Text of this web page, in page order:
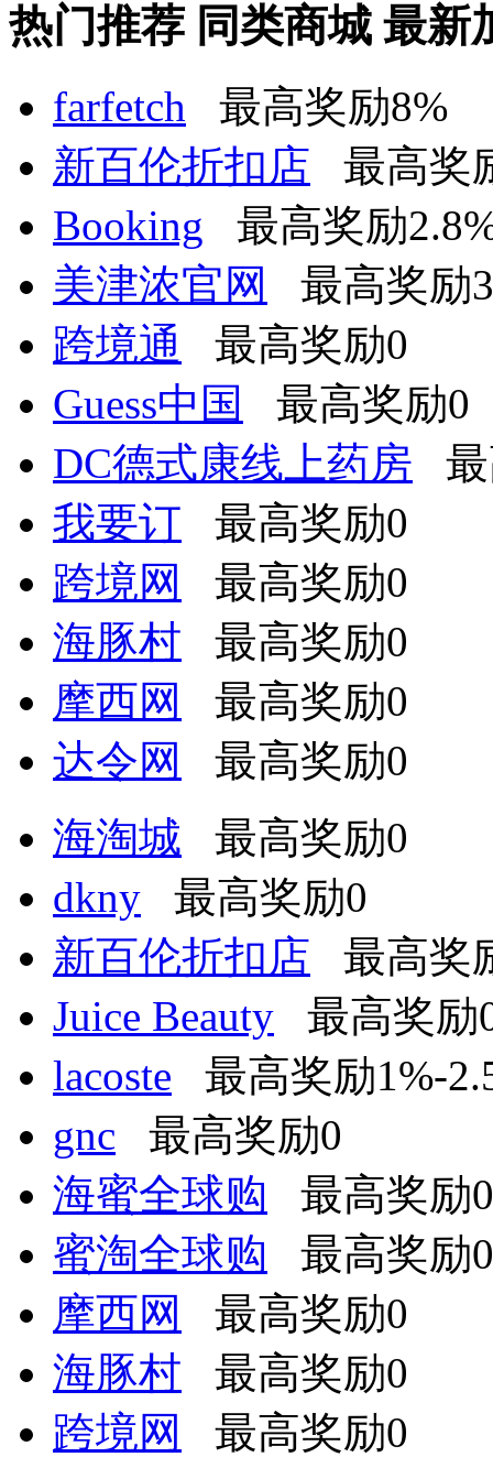
热门推荐 同类商城 最新
farfetch 最高奖励8%
新百伦折扣店 最高奖
Booking 最高奖励
美津浓官网
最高奖励
跨境通
最高奖励0
Guess中国
最高奖励0
DC德式康线上药房 最
我要订 最高奖励0
跨境网
最高奖励0
海豚村 最高奖励0
摩西网
最高奖励0
达令网
最高奖励0
海淘城 最高奖励0
dkny 最高奖励0
新百伦折扣店 最高奖
Juice Beauty 最高奖励
lacoste 最高奖励1%-
gnc 最高奖励0
海蜜全球购 最高奖励0
蜜淘全球购 最高奖励0
摩西网
最高奖励0
海豚村 最高奖励0
跨境网
最高奖励0